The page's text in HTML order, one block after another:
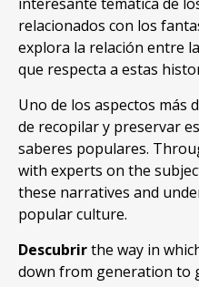
relacionados con los
explora la relación entre
que respecta a estas
Uno de los aspectos más
de recopilar y preservar
saberes populares.
with experts on the
these narratives and
popular culture.
Descubrirthe way in
down from generation to